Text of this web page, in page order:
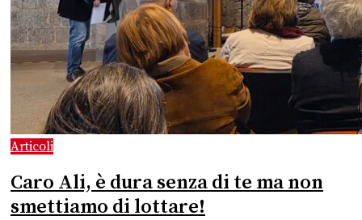
Articoli
Caro Ali, è dura senza di te ma non
smettiamo di lottare!